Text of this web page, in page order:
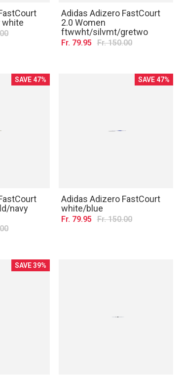
white
Adidas Adizero FastCourt
2.0 Women
ftwwht/silvmt/gretwo
Fr. 79.95 Fr. 150.00
SAVE 47%
navy
SAVE 47%
Adidas Adizero FastCourt
white/blue
Fr. 79.95 Fr. 150.00
SAVE 39%